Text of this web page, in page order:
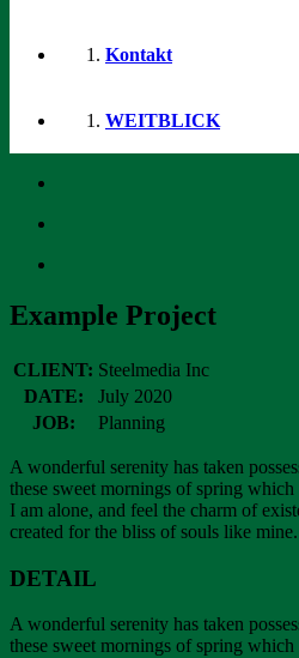
Kontakt
WEITBLICK
Example Project
CLIENT: Steelmedia Inc
DATE:
July 2020
JOB:
Planning
A wonderful serenity has taken
these sweet mornings of spring
I am alone, and feel the charm of
created for the bliss of souls like mine.
DETAIL
A wonderful serenity has taken
these sweet mornings of spring